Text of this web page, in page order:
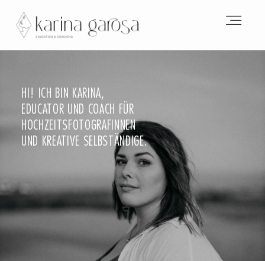
HI! ICH BIN KARINA,
EDUCATOR UND COACH FÜR
HOCHZEITSFOTOGRAFINNEN
UND KREATIVE SELBSTÄNDIGE.
ABOUT
EMERGE MASTERMIND
ONLINEKURSE